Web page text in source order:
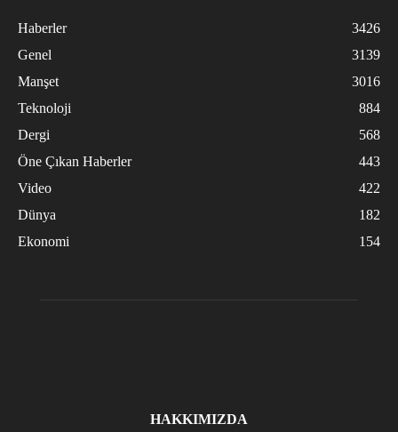
Haberler
3426
Genel
3139
Manşet
3016
Teknoloji
884
Dergi
568
Öne Çıkan Haberler
443
Video
422
Dünya
182
Ekonomi
154
HAKKIMIZDA